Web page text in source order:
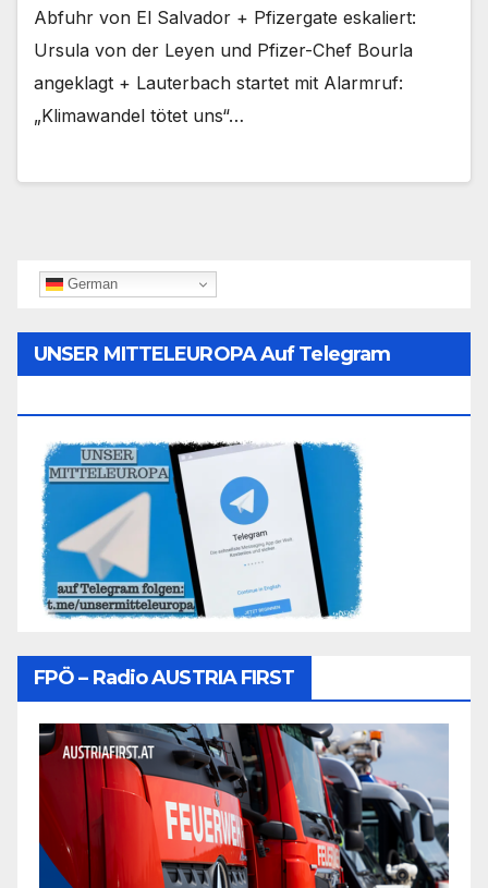
Abfuhr von El Salvador + Pfizergate eskaliert:
Ursula von der Leyen und Pfizer-Chef Bourla
angeklagt + Lauterbach startet mit Alarmruf:
„Klimawandel tötet uns“…
German
UNSER MITTELEUROPA Auf Telegram
FPÖ – Radio AUSTRIA FIRST